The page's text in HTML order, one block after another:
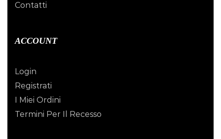
Contatti
ACCOUNT
Login
Registrati
I Miei Ordini
Termini Per Il Recesso